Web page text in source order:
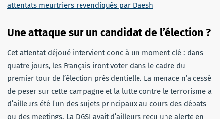
attentats meurtriers revendiqués par Daesh
Une attaque sur un candidat de l’élection ?
Cet attentat déjoué intervient donc à un moment clé : dans
quatre jours, les Français iront voter dans le cadre du
premier tour de l’élection présidentielle. La menace n’a cessé
de peser sur cette campagne et la lutte contre le terrorisme a
d’ailleurs été l’un des sujets principaux au cours des débats
ou des meetings. La DGSI avait d’ailleurs reçu une alerte en